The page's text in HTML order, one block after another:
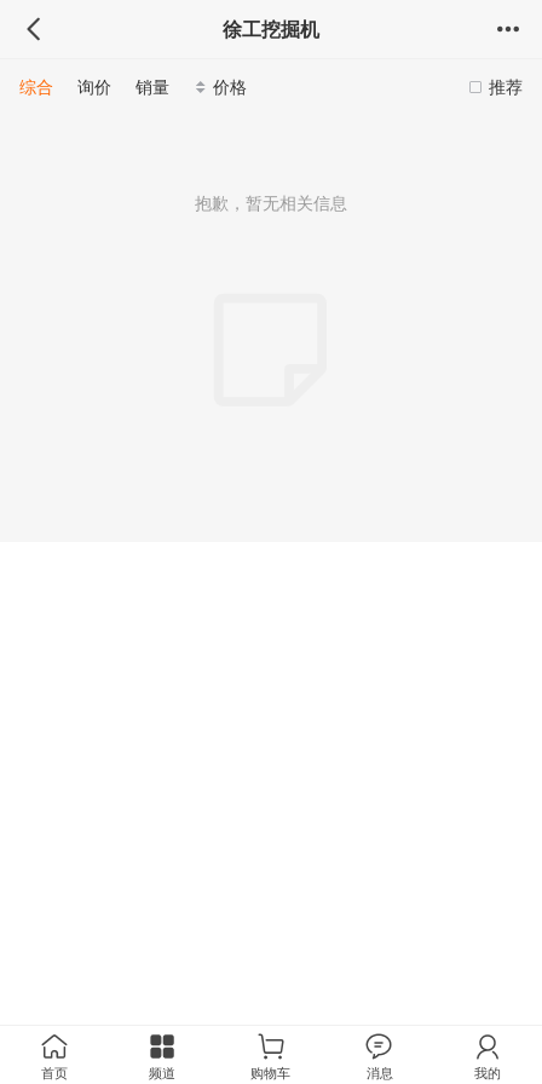
徐工挖掘机
推荐
综合 询价 销量 价格
抱歉，暂无相关信息
首页 频道 购物车 消息 我的